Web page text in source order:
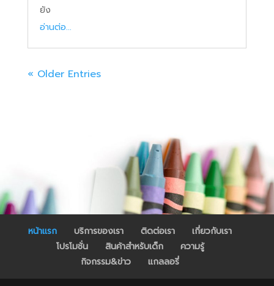
ยัง
อ่านต่อ...
« Older Entries
หน้าแรก บริการของเรา ติดต่อเรา
เกี่ยวกับเรา
โปรโมชั่น
สินค้าสำหรับเด็ก
ความรู้
กิจกรรม&ข่าว
แกลลอรี่